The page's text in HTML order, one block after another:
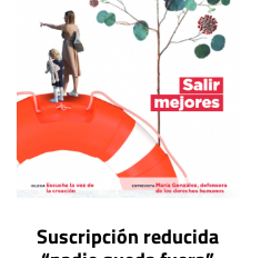
Suscripción reducida